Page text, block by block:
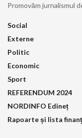
Promovăm jurnalismul
Social
Externe
Politic
Economic
Sport
REFERENDUM 2024
NORDINFO Edineț
Rapoarte și lista